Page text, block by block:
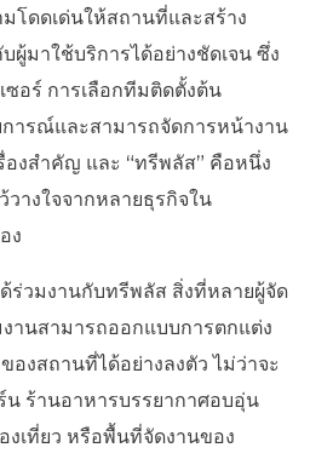
โดดเด่นให้สถานที่และสร้าง
มาใช้บริการได้อย่างชัดเจน ซึ่ง
อร์ การเลือกทีมติดตั้งต้น
ารณ์และสามารถจัดการหน้างาน
องสำคัญ และ “ทรีพลัส” คือหนึ่ง
างใจจากหลายธุรกิจใน
ง
ร่วมงานกับทรีพลัส สิ่งที่หลายผู้จัด
านสามารถออกแบบการตกแต่ง
งสถานที่ได้อย่างลงตัว ไม่ว่าจะ
น ร้านอาหารบรรยากาศอบอุ่น
เที่ยว หรือพื้นที่จัดงานของ